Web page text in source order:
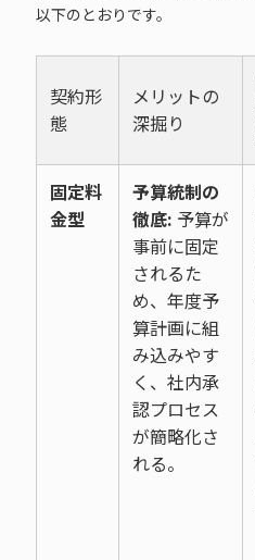
以下のとおりです。
契約形
態
メリットの
深掘り
固定料
金型
予算統制の
徹底: 予算が
事前に固定
されるた
め、年度予
算計画に組
み込みやす
く、社内承
認プロセス
が簡略化さ
れる。